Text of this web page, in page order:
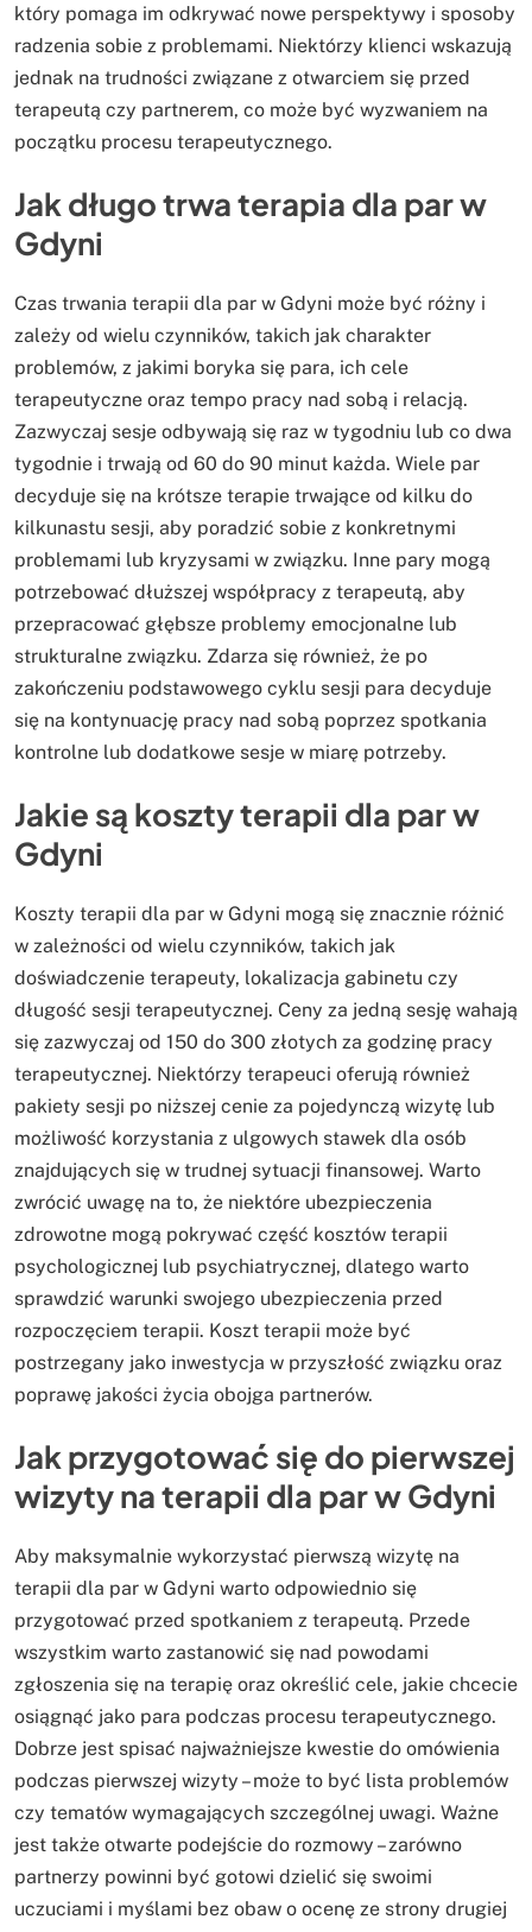
który pomaga im odkrywać nowe perspektywy i sposoby
radzenia sobie z problemami. Niektórzy klienci wskazują
jednak na trudności związane z otwarciem się przed
terapeutą czy partnerem, co może być wyzwaniem na
początku procesu terapeutycznego.
Jak długo trwa terapia dla par w
Gdyni
Czas trwania terapii dla par w Gdyni może być różny i
zależy od wielu czynników, takich jak charakter
problemów, z jakimi boryka się para, ich cele
terapeutyczne oraz tempo pracy nad sobą i relacją.
Zazwyczaj sesje odbywają się raz w tygodniu lub co dwa
tygodnie i trwają od 60 do 90 minut każda. Wiele par
decyduje się na krótsze terapie trwające od kilku do
kilkunastu sesji, aby poradzić sobie z konkretnymi
problemami lub kryzysami w związku. Inne pary mogą
potrzebować dłuższej współpracy z terapeutą, aby
przepracować głębsze problemy emocjonalne lub
strukturalne związku. Zdarza się również, że po
zakończeniu podstawowego cyklu sesji para decyduje
się na kontynuację pracy nad sobą poprzez spotkania
kontrolne lub dodatkowe sesje w miarę potrzeby.
Jakie są koszty terapii dla par w
Gdyni
Koszty terapii dla par w Gdyni mogą się znacznie różnić
w zależności od wielu czynników, takich jak
doświadczenie terapeuty, lokalizacja gabinetu czy
długość sesji terapeutycznej. Ceny za jedną sesję wahają
się zazwyczaj od 150 do 300 złotych za godzinę pracy
terapeutycznej. Niektórzy terapeuci oferują również
pakiety sesji po niższej cenie za pojedynczą wizytę lub
możliwość korzystania z ulgowych stawek dla osób
znajdujących się w trudnej sytuacji finansowej. Warto
zwrócić uwagę na to, że niektóre ubezpieczenia
zdrowotne mogą pokrywać część kosztów terapii
psychologicznej lub psychiatrycznej, dlatego warto
sprawdzić warunki swojego ubezpieczenia przed
rozpoczęciem terapii. Koszt terapii może być
postrzegany jako inwestycja w przyszłość związku oraz
poprawę jakości życia obojga partnerów.
Jak przygotować się do pierwszej
wizyty na terapii dla par w Gdyni
Aby maksymalnie wykorzystać pierwszą wizytę na
terapii dla par w Gdyni warto odpowiednio się
przygotować przed spotkaniem z terapeutą. Przede
wszystkim warto zastanowić się nad powodami
zgłoszenia się na terapię oraz określić cele, jakie chcecie
osiągnąć jako para podczas procesu terapeutycznego.
Dobrze jest spisać najważniejsze kwestie do omówienia
podczas pierwszej wizyty – może to być lista problemów
czy tematów wymagających szczególnej uwagi. Ważne
jest także otwarte podejście do rozmowy – zarówno
partnerzy powinni być gotowi dzielić się swoimi
uczuciami i myślami bez obaw o ocenę ze strony drugiej